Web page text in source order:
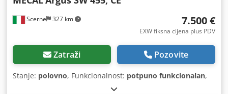
Scerne 327 km 7.500 €
EXW fiksna cijena plus PDV
Zatraži Pozovite
Stanje: polovno, Funkcionalnost: potpuno funkcionalan,